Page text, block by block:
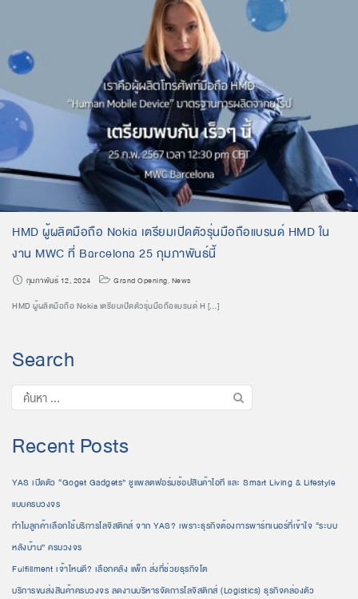
HMD ผู้ผลิตมือถือ Nokia เตรียมเปิดตัวรุ่นมือถือแบรนด์ HMD ใน
งาน MWC ที่ Barcelona 25 กุมภาพันธ์นี้
กุมภาพันธ์ 12, 2024 Grand Opening,News
HMD ผู้ผลิตมือถือ Nokia เตรียมเปิดตัวรุ่นมือถือแบรนด์ H […]
Search
Recent Posts
YAS เปิดตัว “Goget Gadgets” ชูแพลตฟอร์มช้อปสินค้าไอที และ Smart Living & Lifestyle
แบบครบวงจร
ทำไมลูกค้าเลือกใช้บริการโลจิสติกส์ จาก YAS? เพราะธุรกิจต้องการพาร์ทเนอร์ที่เข้าใจ “ระบบ
หลังบ้าน” ครบวงจร
Fulfillment เจ้าไหนดี? เลือกคลัง แพ็ก ส่งที่ช่วยธุรกิจโต
บริการขนส่งสินค้าครบวงจร ลดงานบริหารจัดการโลจิสติกส์ (Logistics) ธุรกิจคล่องตัว